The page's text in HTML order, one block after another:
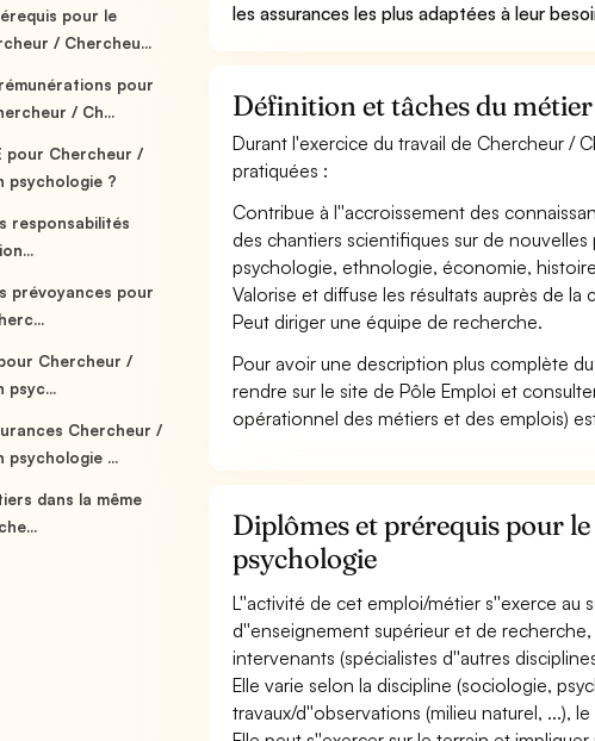
pour le
/ Chercheu...
pour
/ Ch...
pour Chercheur /
psychologie ?
responsabilités
prévoyances pour
Chercheur /
psyc...
Chercheur /
psychologie ...
dans la même
les assurances les plus adaptées à leur
Définition et tâches du
Durant l'exercice du travail de Chercheur /
pratiquées :
Contribue à l''accroissement des
des chantiers scientifiques sur de
psychologie, ethnologie, économie,
Valorise et diffuse les résultats auprès de
Peut diriger une équipe de recherche.
Pour avoir une description plus complète
rendre sur le site de Pôle Emploi et
opérationnel des métiers et des emplois)
Diplômes et prérequis pour
psychologie
L''activité de cet emploi/métier s''exerce au
d''enseignement supérieur et de
intervenants (spécialistes d''autres
Elle varie selon la discipline (sociologie,
travaux/d''observations (milieu naturel, ...),